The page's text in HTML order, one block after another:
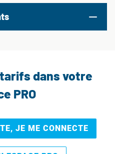
dans votre
PRO
JE ME CONNECTE